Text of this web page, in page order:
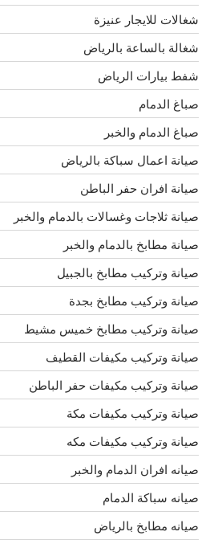
شغالات للايجار عنيزة
شغالة بالساعة بالرياض
شفط بيارات الرياض
صباغ الدمام
صباغ الدمام والخبر
صيانة اعمال سباكة بالرياض
صيانة افران حفر الباطن
صيانة ثلاجات وغسالات بالدمام والخبر
صيانة مطابخ بالدمام والخبر
صيانة وتركيب مطابخ بالجبيل
صيانة وتركيب مطابخ بجدة
صيانة وتركيب مطابخ خميس مشيط
صيانة وتركيب مكيفات القطيف
صيانة وتركيب مكيفات حفر الباطن
صيانة وتركيب مكيفات مكة
صيانة وتركيب مكيفات مكه
صيانه افران الدمام والخبر
صيانه سباكة الدمام
صيانه مطابخ بالرياض